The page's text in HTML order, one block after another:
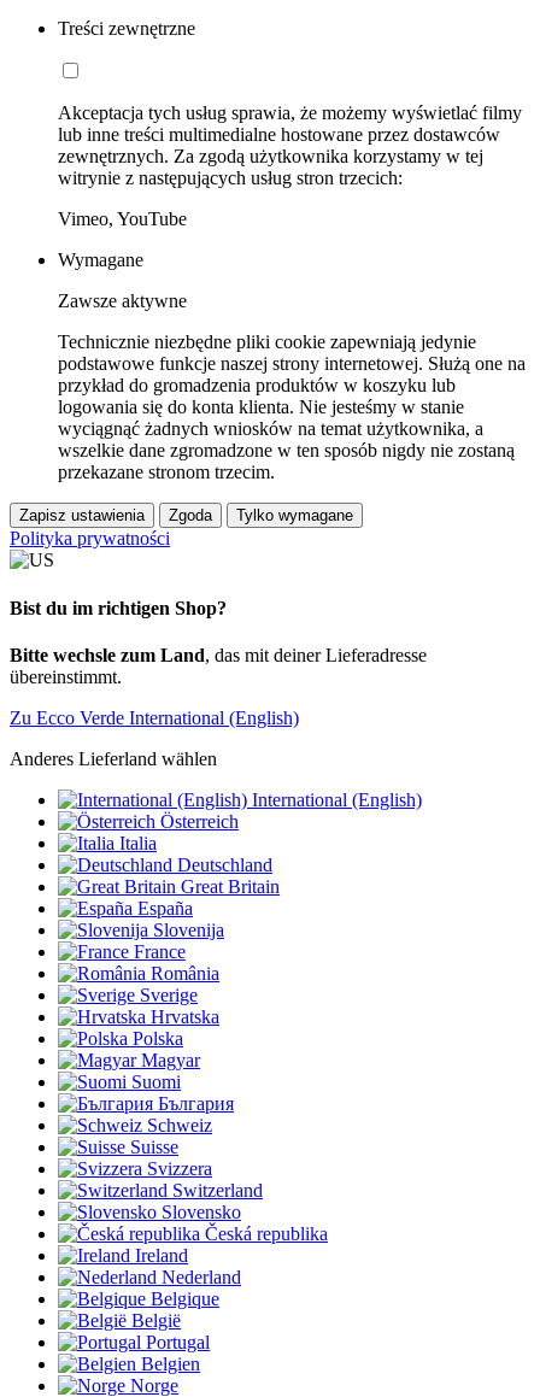
Treści zewnętrzne
Akceptacja tych usług sprawia, że możemy wyświetlać filmy
lub inne treści multimedialne hostowane przez dostawców
zewnętrznych. Za zgodą użytkownika korzystamy w tej
witrynie z następujących usług stron trzecich:
Vimeo, YouTube
Wymagane
Zawsze aktywne
Technicznie niezbędne pliki cookie zapewniają jedynie
podstawowe funkcje naszej strony internetowej. Służą one na
przykład do gromadzenia produktów w koszyku lub
logowania się do konta klienta. Nie jesteśmy w stanie
wyciągnąć żadnych wniosków na temat użytkownika, a
wszelkie dane zgromadzone w ten sposób nigdy nie zostaną
przekazane stronom trzecim.
Zapisz ustawienia Zgoda Tylko wymagane
Polityka prywatności
Bist du im richtigen Shop?
Bitte wechsle zum Land, das mit deiner Lieferadresse
übereinstimmt.
Zu Ecco Verde International (English)
Anderes Lieferland wählen
International (English)
Österreich
Italia
Deutschland
Great Britain
España
Slovenija
France
România
Sverige
Hrvatska
Polska
Magyar
Suomi
България
Schweiz
Suisse
Svizzera
Switzerland
Slovensko
Česká republika
Ireland
Nederland
Belgique
België
Portugal
Belgien
Norge